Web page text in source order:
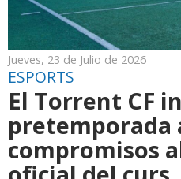
Jueves, 23 de Julio de 2026
ESPORTS
El Torrent CF
pretemporada
compromisos